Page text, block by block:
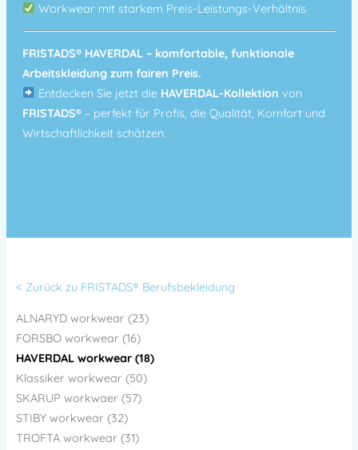
Workwear mit starkem Preis-Leistungs-Verhältnis
FRISTADS® HAVERDAL – komfortable, funktionale
Arbeitskleidung zum fairen Preis.
Entdecken Sie jetzt die HAVERDAL-Kollektion von
FRISTADS® – perfekt für Profis, die Qualität, Komfort und
Wirtschaftlichkeit schätzen.
< Zurück zu FRISTADS® Berufsbekleidung
ALNARYD workwear (23)
FORSBO workwear (16)
HAVERDAL workwear (18)
Klassiker workwear (50)
SKARUP workwaer (57)
STIBY workwear (32)
TROFTA workwear (31)